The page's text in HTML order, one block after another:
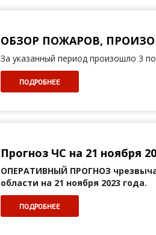
ОБЗОР ПОЖАРОВ,
За указанный период произошло 3
ПОДРОБНЕЕ
Прогноз ЧС на 21 ноября
ОПЕРАТИВНЫЙ ПРОГНОЗ
области на 21 ноября 2023 года.
ПОДРОБНЕЕ